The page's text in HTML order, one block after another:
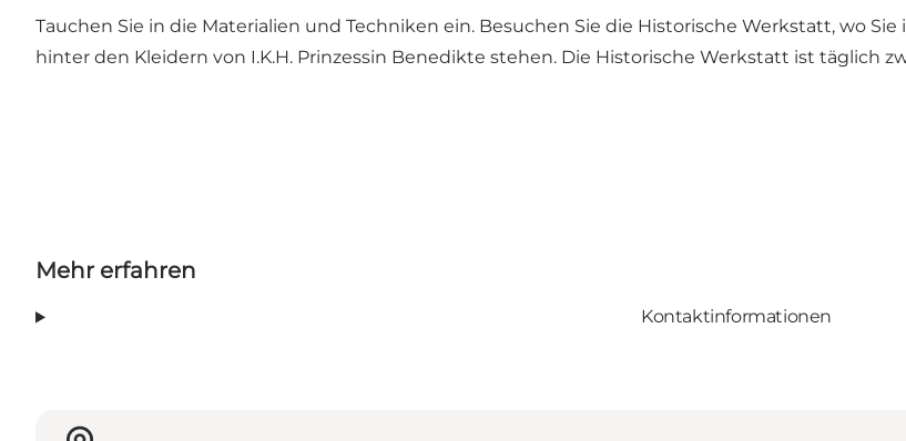
Tauchen Sie in die Materialien und Techniken ein. Besuchen Sie die Historische Werkstatt, wo
hinter den Kleidern von I.K.H. Prinzessin Benedikte stehen. Die Historische Werkstatt ist täglich
Mehr erfahren
Kontaktinformationen